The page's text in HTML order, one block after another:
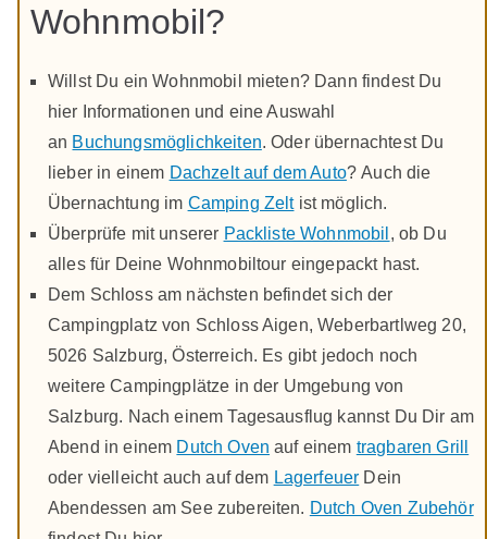
Wohnmobil?
Willst Du ein Wohnmobil mieten? Dann findest Du
hier Informationen und eine Auswahl
an Buchungsmöglichkeiten. Oder übernachtest Du
lieber in einem Dachzelt auf dem Auto? Auch die
Übernachtung im Camping Zeltist möglich.
Überprüfe mit unserer Packliste Wohnmobil , ob Du
alles für Deine Wohnmobiltour eingepackt hast.
Dem Schloss am nächsten befindet sich der
Campingplatz von Schloss Aigen, Weberbartlweg 20,
5026 Salzburg, Österreich. Es gibt jedoch noch
weitere Campingplätze in der Umgebung von
Salzburg. Nach einem Tagesausflug kannst Du Dir am
Abend in einem Dutch Oven auf einem tragbaren Grill
oder vielleicht auch auf dem Lagerfeuer Dein
Abendessen am See zubereiten. Dutch Oven Zubehör